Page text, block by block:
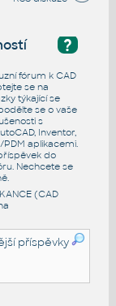
?
fórum k CAD
se na
týkající se
se o vaše
s
Inventor,
PDM aplikacemi.
do
. Nechcete se
.
(CAD
příspěvky